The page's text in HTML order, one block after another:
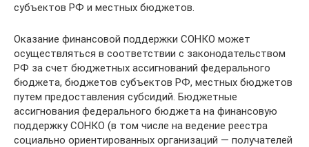
субъектов РФ и местных бюджетов.
Оказание финансовой поддержки СОНКО может
осуществляться в соответствии с законодательством
РФ за счет бюджетных ассигнований федерального
бюджета, бюджетов субъектов РФ, местных бюджетов
путем предоставления субсидий. Бюджетные
ассигнования федерального бюджета на финансовую
поддержку СОНКО (в том числе на ведение реестра
социально ориентированных организаций — получателей